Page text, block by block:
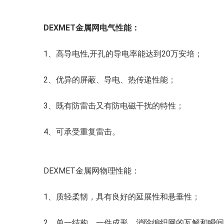
DEXMET金属网电气性能：
1、高导电性,开孔的导电率能达到20万安培；
2、优异的屏蔽、导电、热传递性能；
3、既有防雷击又有防电磁干扰的特性；
4、可承受重复雷击。
DEXMET金属网物理性能：
1、质轻柔韧，具有良好的延展性和悬垂性；